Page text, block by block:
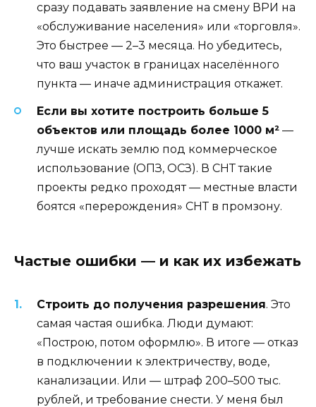
сразу подавать заявление на смену ВРИ на
«обслуживание населения» или «торговля».
Это быстрее — 2–3 месяца. Но убедитесь,
что ваш участок в границах населённого
пункта — иначе администрация откажет.
Если вы хотите построить больше 5
объектов или площадь более 1000 м² —
лучше искать землю под коммерческое
использование (ОПЗ, ОСЗ). В СНТ такие
проекты редко проходят — местные власти
боятся «перерождения» СНТ в промзону.
Частые ошибки — и как их избежать
Строить до получения разрешения. Это
самая частая ошибка. Люди думают:
«Построю, потом оформлю». В итоге — отказ
в подключении к электричеству, воде,
канализации. Или — штраф 200–500 тыс.
рублей, и требование снести. У меня был